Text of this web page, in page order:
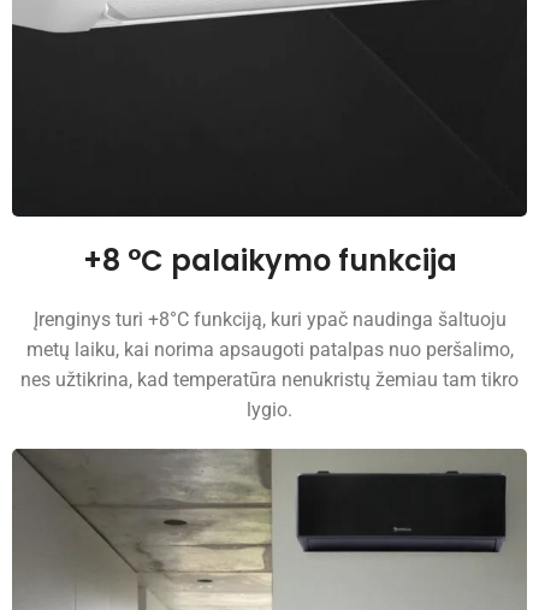
+8 °C palaikymo funkcija
Įrenginys turi +8°C funkciją, kuri ypač naudinga šaltuoju
metų laiku, kai norima apsaugoti patalpas nuo peršalimo,
nes užtikrina, kad temperatūra nenukristų žemiau tam tikro
lygio.